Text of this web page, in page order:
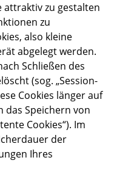
attraktiv zu gestalten
zu
also kleine
abgelegt werden.
Schließen des
(sog. „Session-
Cookies länger auf
das Speichern von
Cookies“). Im
der
Ihres